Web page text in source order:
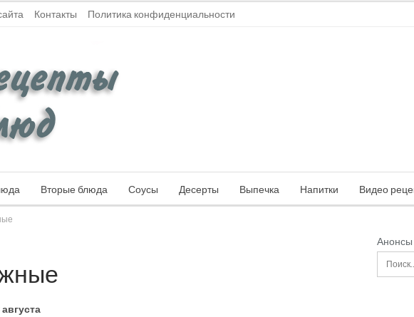
Контакты Политика конфиденциальности
Вторые блюда Соусы Десерты Выпечка Напитки Видео
Анонсы